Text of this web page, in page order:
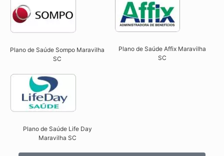
Plano de Saúde Sompo Maravilha
SC​
Plano de Saúde Affix Maravilha
SC​
Plano de Saúde Life Day
Maravilha SC